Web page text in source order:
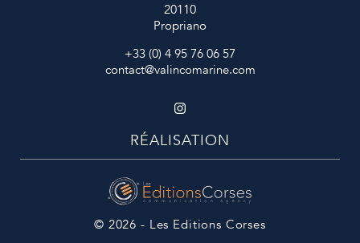
20110
Propriano
+33 (0) 4 95 76 06 57
contact@valincomarine.com
RÉALISATION
© 2026 - Les Editions Corses